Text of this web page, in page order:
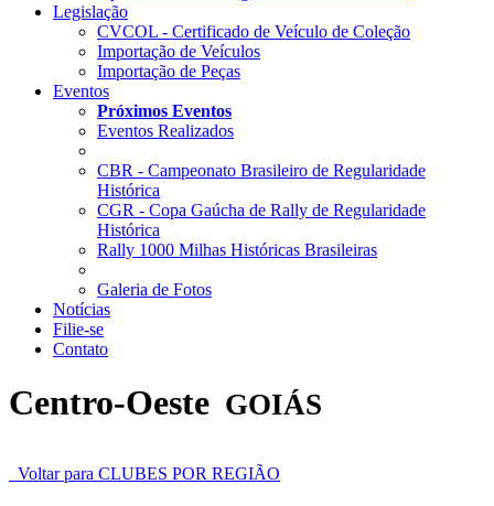
Legislação
CVCOL - Certificado de Veículo de Coleção
Importação de Veículos
Importação de Peças
Eventos
Próximos Eventos
Eventos Realizados
CBR - Campeonato Brasileiro de Regularidade
Histórica
CGR - Copa Gaúcha de Rally de Regularidade
Histórica
Rally 1000 Milhas Históricas Brasileiras
Galeria de Fotos
Notícias
Filie-se
Contato
Centro-Oeste GOIÁS
Voltar para CLUBES POR REGIÃO